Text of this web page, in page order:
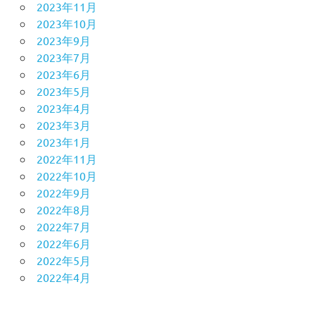
2023年11月
2023年10月
2023年9月
2023年7月
2023年6月
2023年5月
2023年4月
2023年3月
2023年1月
2022年11月
2022年10月
2022年9月
2022年8月
2022年7月
2022年6月
2022年5月
2022年4月